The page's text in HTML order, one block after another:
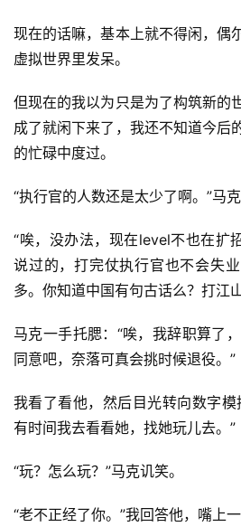
现在的话嘛，基本上就不得闲，偶
虚拟世界里发呆。
但现在的我以为只是为了构筑新的
成了就闲下来了，我还不知道今后
的忙碌中度过。
“执行官的人数还是太少了啊。”马克
“唉，没办法，现在level不也在扩
说过的，打完仗执行官也不会失
多。你知道中国有句古话么？打江
马克一手托腮：“唉，我辞职算了
同意吧，奈落可真会挑时候退役。”
我看了看他，然后目光转向数字
有时间我去看看她，找她玩儿去。”
“玩？怎么玩？”马克讥笑。
“老不正经了你。”我回答他，嘴上